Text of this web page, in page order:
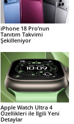
iPhone 18 Pro’nun
Tanıtım Takvimi
Şekilleniyor
Apple Watch Ultra 4
Özellikleri ile İlgili Yeni
Detaylar